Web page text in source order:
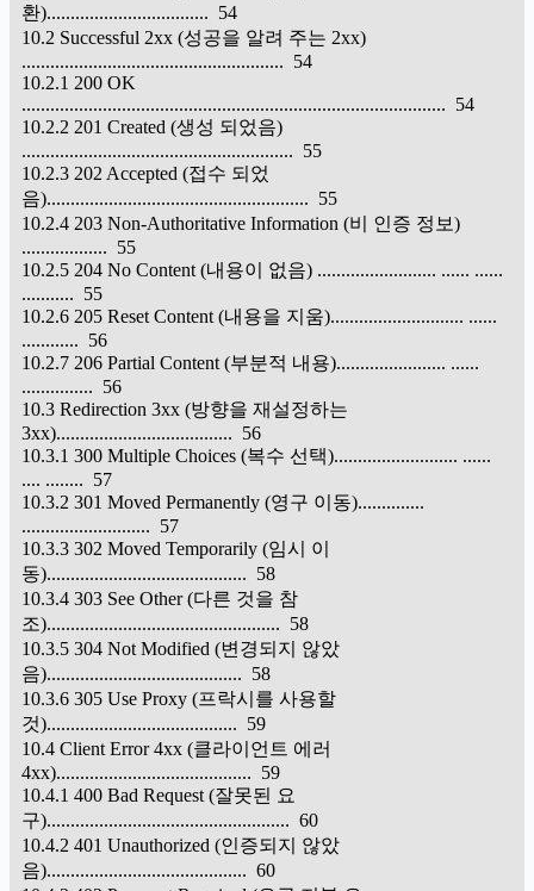
환).................................. 54
10.2 Successful 2xx (성공을 알려 주는 2xx)
....................................................... 54
10.2.1 200 OK
......................................................................................... 54
10.2.2 201 Created (생성 되었음)
......................................................... 55
10.2.3 202 Accepted (접수 되었
음)....................................................... 55
10.2.4 203 Non-Authoritative Information (비 인증 정보)
.................. 55
10.2.5 204 No Content (내용이 없음) ......................... ...... ......
........... 55
10.2.6 205 Reset Content (내용을 지움)............................ ......
............ 56
10.2.7 206 Partial Content (부분적 내용)....................... ......
............... 56
10.3 Redirection 3xx (방향을 재설정하는
3xx)..................................... 56
10.3.1 300 Multiple Choices (복수 선택).......................... ......
.... ........ 57
10.3.2 301 Moved Permanently (영구 이동)..............
........................... 57
10.3.3 302 Moved Temporarily (임시 이
동).......................................... 58
10.3.4 303 See Other (다른 것을 참
조)................................................. 58
10.3.5 304 Not Modified (변경되지 않았
음)......................................... 58
10.3.6 305 Use Proxy (프락시를 사용할
것)........................................ 59
10.4 Client Error 4xx (클라이언트 에러
4xx)......................................... 59
10.4.1 400 Bad Request (잘못된 요
구)................................................... 60
10.4.2 401 Unauthorized (인증되지 않았
음).......................................... 60